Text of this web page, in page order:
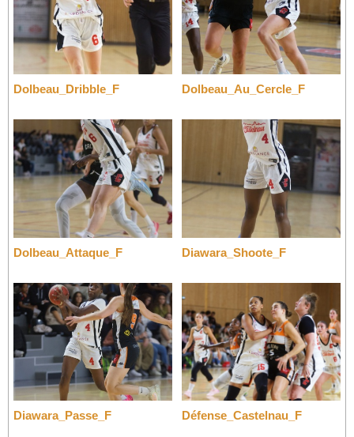
Dolbeau_Dribble_F Dolbeau_Au_Cercle_F
Dolbeau_Attaque_F Diawara_Shoote_F
Diawara_Passe_F Défense_Castelnau_F